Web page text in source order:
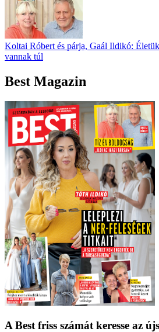
Koltai Róbert és párja, Gaál Ildikó:
vannak túl
Best Magazin
A Best friss számát keresse az